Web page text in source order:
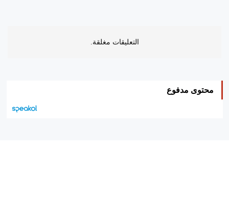
التعليقات مغلقة.
محتوى مدفوع